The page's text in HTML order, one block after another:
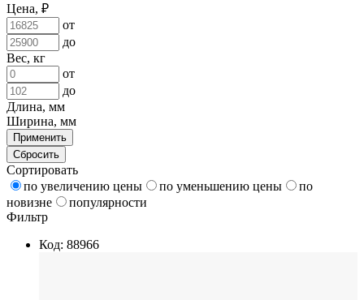
Цена, ₽
от
до
Вес, кг
от
до
Длина, мм
Ширина, мм
Применить
Сбросить
Сортировать
по увеличению цены
по уменьшению цены
по
новизне
популярности
Фильтр
Код: 88966